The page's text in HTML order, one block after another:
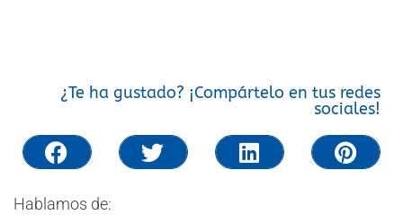
¿Te ha gustado? ¡Compártelo en tus redes
sociales!
Hablamos de: